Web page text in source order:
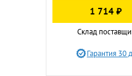
1 714 ₽
Склад
Гарантия 30